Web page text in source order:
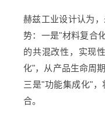
赫兹工业设计认为
势：一是"材料复合
的共混改性，实现
化"，从产品生命周
三是"功能集成化"
合。